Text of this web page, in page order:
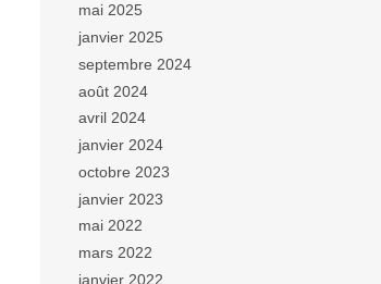
mai 2025
janvier 2025
septembre 2024
août 2024
avril 2024
janvier 2024
octobre 2023
janvier 2023
mai 2022
mars 2022
janvier 2022